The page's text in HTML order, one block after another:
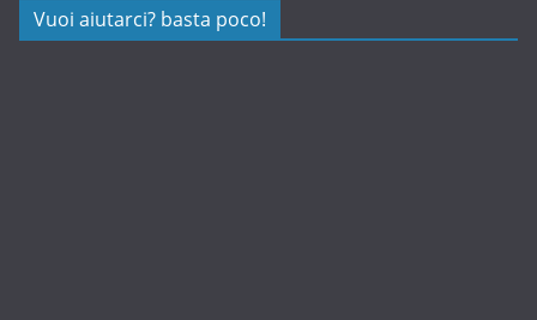
Vuoi aiutarci? basta poco!